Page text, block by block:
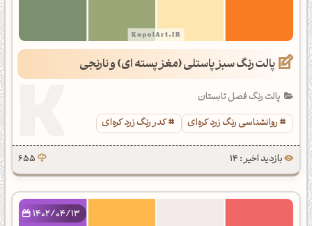
پالت رنگ سبز پاستلی (مغز پسته ای) و نارنجی
پالت رنگ فصل تابستان
روانشناسی رنگ زرد کره‌ای
کدر رنگ زرد کره‌ای
بازدید اخیر : 14 655
1402/04/13